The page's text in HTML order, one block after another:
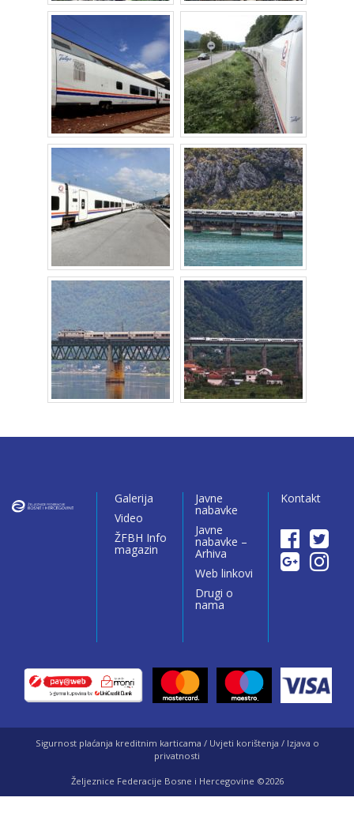
Galerija
Video
ŽFBH Info
magazin
Javne
nabavke
Javne
nabavke –
Arhiva
Web linkovi
Drugi o
nama
Kontakt
Sigurnost plaćanja kreditnim karticama / Uvjeti korištenja / Izjava o
privatnosti
Željeznice Federacije Bosne i Hercegovine ©2026